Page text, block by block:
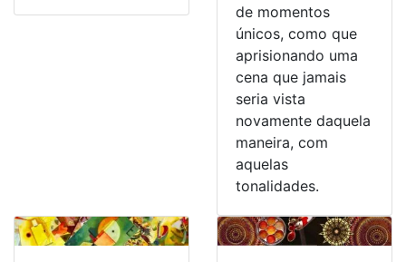
de momentos
únicos, como que
aprisionando uma
cena que jamais
seria vista
novamente daquela
maneira, com
aquelas
tonalidades.